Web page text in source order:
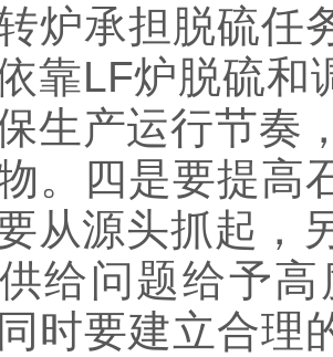
炉承担脱硫任
靠LF炉脱硫和
生产运行节奏
。四是要提高
从源头抓起，
给问题给予
时要建立合理